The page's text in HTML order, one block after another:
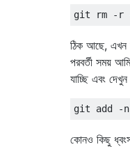
ঠিক আছে, এখন
পরবর্তী সময়
যাচ্ছি এবং
কোনও কিছু